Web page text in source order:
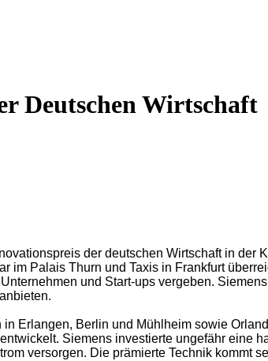
Deutschen Wirtschaft
der deutschen Wirtschaft in der
im Palais Thurn und Taxis in Frankfurt
und Start-ups vergeben.
Erlangen, Berlin und Mühlheim sowie
Siemens investierte ungefähr eine
versorgen. Die prämierte Technik kommt